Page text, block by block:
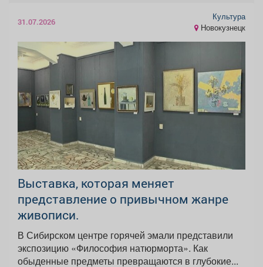
31.07.2026
Культура
Новокузнецк
Выставка, которая меняет
представление о привычном жанре
живописи.
В Сибирском центре горячей эмали представили
экспозицию «Философия натюрморта». Как
обыденные предметы превращаются в глубокие...